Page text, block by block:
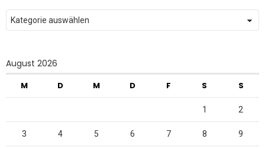
Kategorien
August 2026
M D M D F S S
1 2
3 4 5 6 7 8 9